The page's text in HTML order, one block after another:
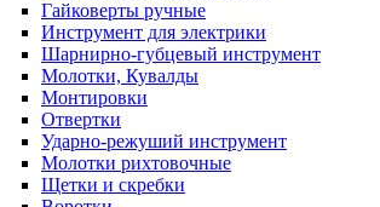
Гайковерты ручные
Инструмент для электрики
Шарнирно-губцевый инструмент
Молотки, Кувалды
Монтировки
Отвертки
Ударно-режуший инструмент
Молотки рихтовочные
Щетки и скребки